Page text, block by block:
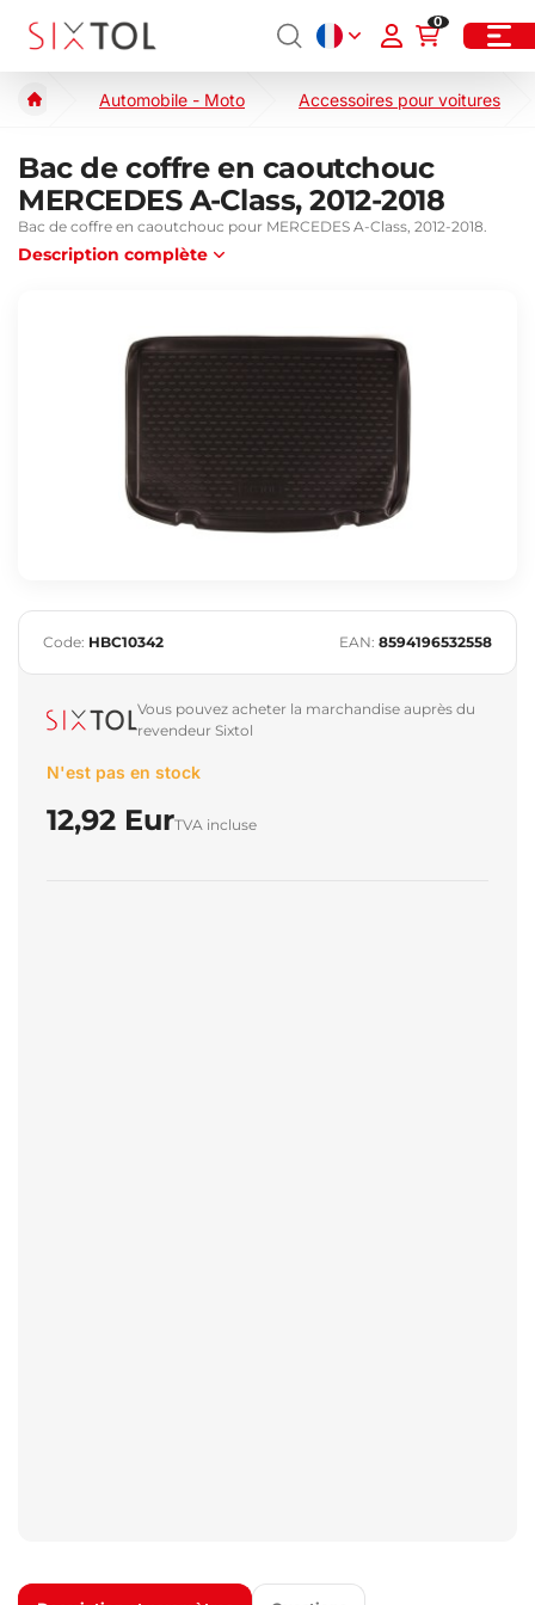
0
Automobile - Moto Accessoires pour voitures
Bac de coffre en caoutchouc
MERCEDES A-Class, 2012-2018
Bac de coffre en caoutchouc pour MERCEDES A-Class, 2012-2018.
Description complète
Code: HBC10342 EAN: 8594196532558
Vous pouvez acheter la marchandise auprès du
revendeur Sixtol
N'est pas en stock
12,92 EurTVA incluse